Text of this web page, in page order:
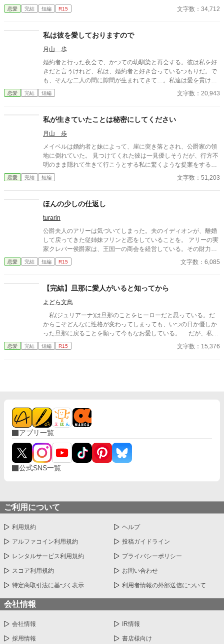
た。 それでもシエラは、グレイが囁いてくれる「私が愛している
のは、あなただけだよ」その言葉を信じ、彼と夫婦であれること
の少年と親密な様子で、王宮の庭を散策している場面を目撃して
しまう。当初はどこかの令息に王宮案内をしているだけだと考え
ていたシエラだったが、実はその少年が王女─ディアナであると
判明する。 聞くところによるとディアナとグレイは昔から想い会
っていた。 ディアナはグレイが結婚してからも、健気に男装まで
してグレイに会いに来ては逢瀬を重ねているという。 ──……私
グレイとはいられない」と絶望する……。
恋愛 完結 短編 R15 文字数：34,712
私は彼を愛しておりますので
月山 歩
婚約者と行った夜会で、かつての幼馴染と再会する。彼は私を好
きだと言うけれど、私は、婚約者と好き合っているつもりだ。で
も、そんな二人の間に隙間が生まれてきて…。私達は愛を貫ける
だろうか？
恋愛 完結 短編 文字数：20,943
私が生きていたことは秘密にしてください
月山 歩
メイベルは婚約者と妹によって、崖に突き落とされ、公爵家の領
地に倒れていた。 見つけてくれた彼は一見優しそうだが、行方不
明のまま隠れて生きて行こうとする私に驚くような提案をする。
「少年の世話係になってくれ。けれど人に話したら消す。」
恋愛 完結 短編 文字数：51,203
ほんの少しの仕返し
turarin
公爵夫人のアリーは気づいてしまった。夫のイディオンが、離婚
して戻ってきた従姉妹フリンと恋をしていることを。 アリーの実
家クレバー侯爵家は、王国一の商会を経営している。その財力を
頼られての政略結婚であった。 アリーは皇太子マークと幼なじみ
であり、マークには皇太子妃にと求められていたが、クレバー侯
太子妃教育まで終えている、優秀なアリーは、陰に日向にイディ
の離縁は難しい。 ならば、周りから、離縁を勧めてもらいましょ
う。日々、ちょっとずつ、仕返ししていけばいいのです。 もうす
ぐです。 さようなら、イディオン たくさんのお気に入りや♥あり
がとうございます。感激しています。
恋愛 完結 短編 R15 文字数：6,085
【完結】旦那に愛人がいると知ってから
よどら文鳥
私(ジュリアーナ)は旦那のことをヒーローだと思っている。だ
からこそどんなに性格が変わってしまっても、いつの日か優しか
った旦那に戻ることを願って今もなお愛している。 だが、私の
気持ちなどお構いなく、旦那からの容赦ない暴言は絶えない。当
然だが、私のことを愛してはくれていないのだろう。 それでも
恋愛 完結 短編 R15 文字数：15,376
アプリ一覧
公式SNS一覧
ご利用について
利用規約 ヘルプ
アルファコイン利用規約 投稿ガイドライン
レンタルサービス利用規約 プライバシーポリシー
スコア利用規約 お問い合わせ
特定商取引法に基づく表示 利用者情報の外部送信について
会社情報
会社情報 IR情報
採用情報 書店様向け